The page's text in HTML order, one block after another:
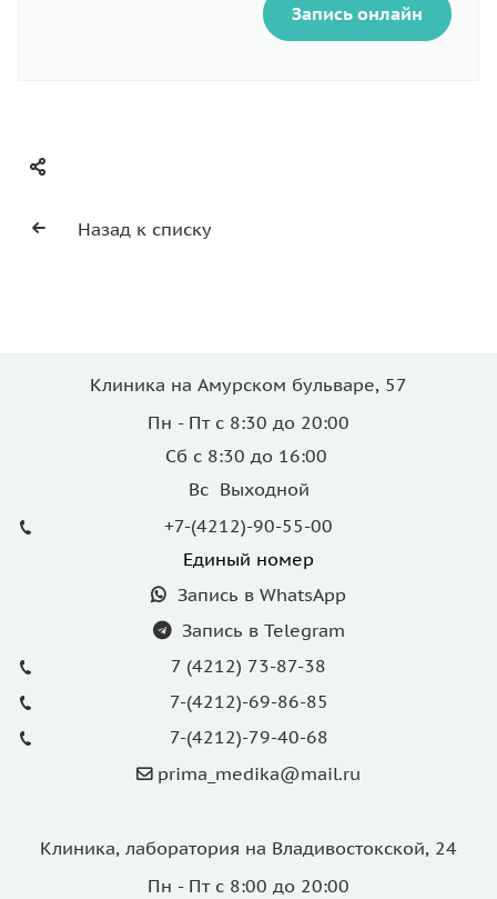
Запись онлайн
Назад к списку
Клиника на Амурском бульваре, 57
Пн - Пт с 8:30 до 20:00
Сб с 8:30 до 16:00
Вс Выходной
+7-(4212)-90-55-00
Единый номер
Запись в WhatsApp
Запись в Telegram
7 (4212) 73-87-38
7-(4212)-69-86-85
7-(4212)-79-40-68
prima_medika@mail.ru
Клиника, лаборатория на Владивостокской, 24
Пн - Пт с 8:00 до 20:00